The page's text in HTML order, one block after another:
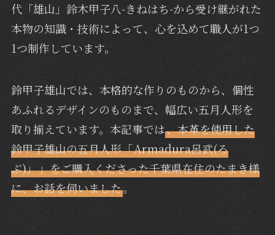
代「雄山」鈴木甲子八-きねはち-から受け継がれた
本物の知識・技術によって、心を込めて職人が1つ
1つ制作しています。
鈴甲子雄山では、本格的な作りのものから、個性
あふれるデザインのものまで、幅広い五月人形を
取り揃えています。本記事では、本革を使用した
鈴甲子雄山の五月人形「Armadura呂武(ろ
ぶ)」」をご購入くださった千葉県在住のたまき様
に、お話を伺いました。